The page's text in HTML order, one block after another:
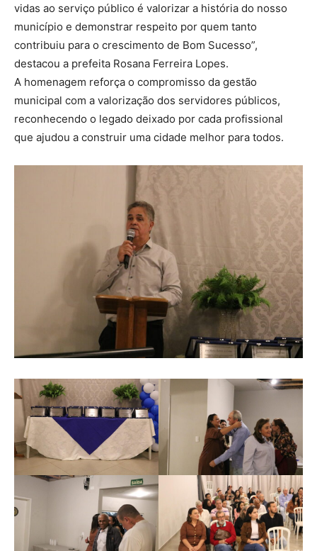
vidas ao serviço público é valorizar a história do nosso
município e demonstrar respeito por quem tanto
contribuiu para o crescimento de Bom Sucesso”,
destacou a prefeita Rosana Ferreira Lopes.
A homenagem reforça o compromisso da gestão
municipal com a valorização dos servidores públicos,
reconhecendo o legado deixado por cada profissional
que ajudou a construir uma cidade melhor para todos.